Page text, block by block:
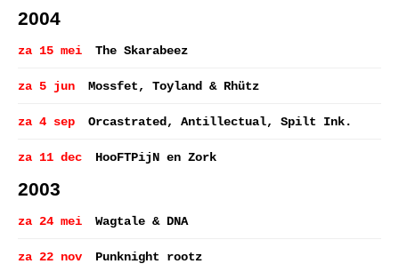
2004
za 15 mei The Skarabeez
za 5 jun Mossfet, Toyland & Rhütz
za 4 sep Orcastrated, Antillectual, Spilt Ink.
za 11 dec HooFTPijN en Zork
2003
za 24 mei Wagtale & DNA
za 22 nov Punknight rootz